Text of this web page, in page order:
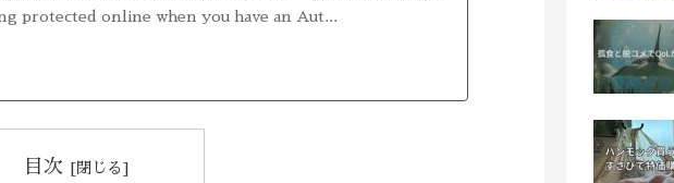
protected online when you have an Aut...
目次